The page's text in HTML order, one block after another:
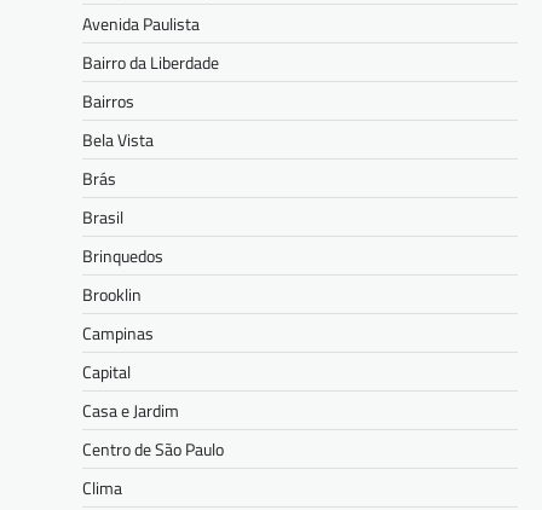
Avenida Paulista
Bairro da Liberdade
Bairros
Bela Vista
Brás
Brasil
Brinquedos
Brooklin
Campinas
Capital
Casa e Jardim
Centro de São Paulo
Clima